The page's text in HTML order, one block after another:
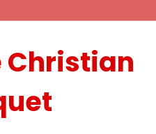
Christian